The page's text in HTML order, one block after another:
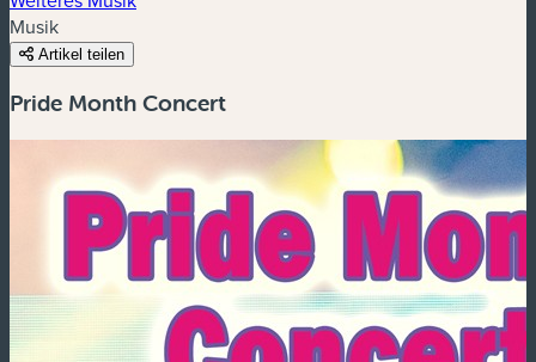
Musik
Artikel teilen
Pride Month Concert